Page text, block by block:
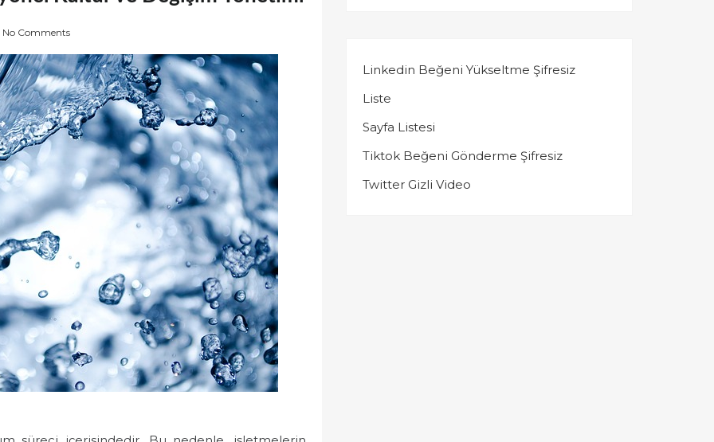
No Comments
Linkedin Beğeni Yükseltme Şifresiz
Liste
Sayfa Listesi
Tiktok Beğeni Gönderme Şifresiz
Twitter Gizli Video